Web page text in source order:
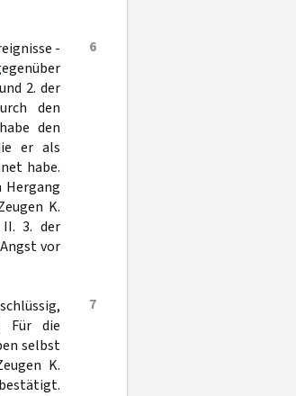
6
-
2. der
den
den
er als
habe.
Hergang
K.
3. der
vor
7
Für die
selbst
K.